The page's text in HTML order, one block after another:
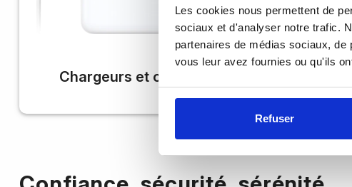
Les cookies nous permettent de
sociaux et d'analyser notre trafic.
partenaires de médias sociaux,
vous leur avez fournies ou qu'ils
Refuser
Chargeurs et cables
Disques